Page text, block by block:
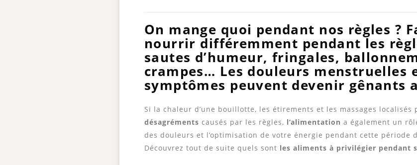
On mange quoi pendant nos règles ?
nourrir différemment pendant les
sautes d’humeur, fringales,
crampes… Les douleurs menstruelles
symptômes peuvent devenir gênants
Si la chaleur d’une bouillotte, les étirements et les massages localisés
désagréments causés par les règles, l’alimentation a également un
des douleurs et l’optimisation de votre énergie pendant cette période
Découvrez tout de suite quels sont les aliments à privilégier pendant